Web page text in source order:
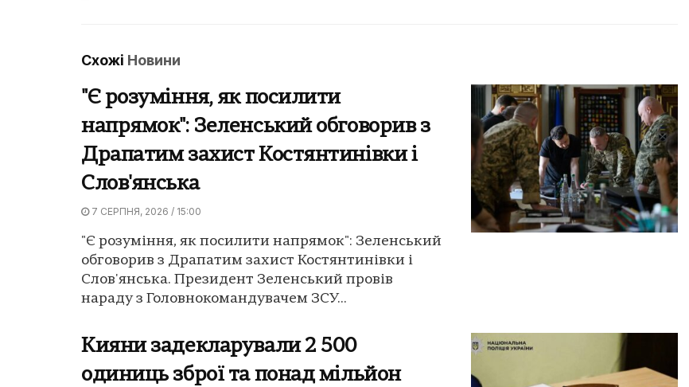
Схожі Новини
"Є розуміння, як посилити
напрямок": Зеленський обговорив з
Драпатим захист Костянтинівки і
Слов'янська
7 СЕРПНЯ, 2026 / 15:00
"Є розуміння, як посилити напрямок": Зеленський
обговорив з Драпатим захист Костянтинівки і
Слов'янська. Президент Зеленський провів
нараду з Головнокомандувачем ЗСУ...
Кияни задекларували 2 500
одиниць зброї та понад мільйон